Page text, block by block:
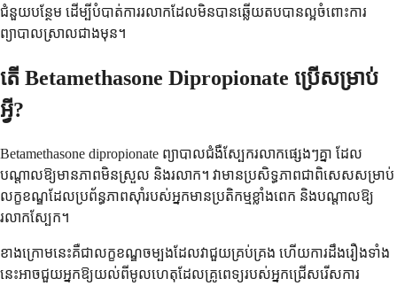
ជំនួយបន្ថែម ដើម្បីបំបាត់ការរលាកដែលមិនបានឆ្លើយតបបានល្អចំពោះការ
ព្យាបាលស្រាលជាងមុន។
តើ Betamethasone Dipropionate ប្រើសម្រាប់
អ្វី?
Betamethasone dipropionate ព្យាបាលជំងឺស្បែករលាកផ្សេងៗគ្នា ដែល
បណ្តាលឱ្យមានភាពមិនស្រួល និងរលាក។ វាមានប្រសិទ្ធភាពជាពិសេសសម្រាប់
លក្ខខណ្ឌដែលប្រព័ន្ធភាពស៊ាំរបស់អ្នកមានប្រតិកម្មខ្លាំងពេក និងបណ្តាលឱ្យ
រលាកស្បែក។
ខាងក្រោមនេះគឺជាលក្ខខណ្ឌចម្បងដែលវាជួយគ្រប់គ្រង ហើយការដឹងរឿងទាំង
នេះអាចជួយអ្នកឱ្យយល់ពីមូលហេតុដែលគ្រូពេទ្យរបស់អ្នកជ្រើសរើសការ